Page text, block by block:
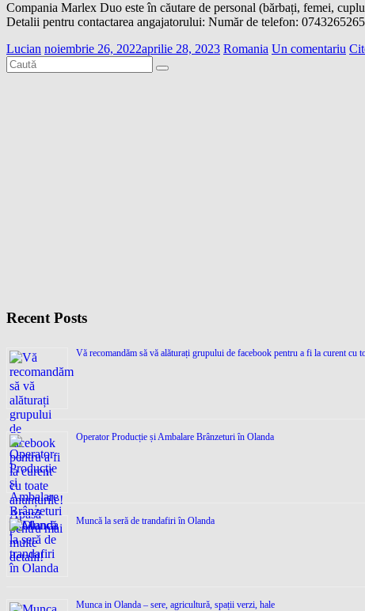
Compania Marlex Duo este în căutare de personal (bărbați, femei,
Detalii pentru contactarea angajatorului: Număr de telefon:
Lucian noiembrie 26, 2022aprilie 28, 2023 Romania Un comentariu
Recent Posts
Vă recomandăm să vă alăturați grupului de facebook pentru a fi la curent cu
Operator Producție și Ambalare Brânzeturi în Olanda
Muncă la seră de trandafiri în Olanda
Munca in Olanda – sere, agricultură, spații verzi, hale